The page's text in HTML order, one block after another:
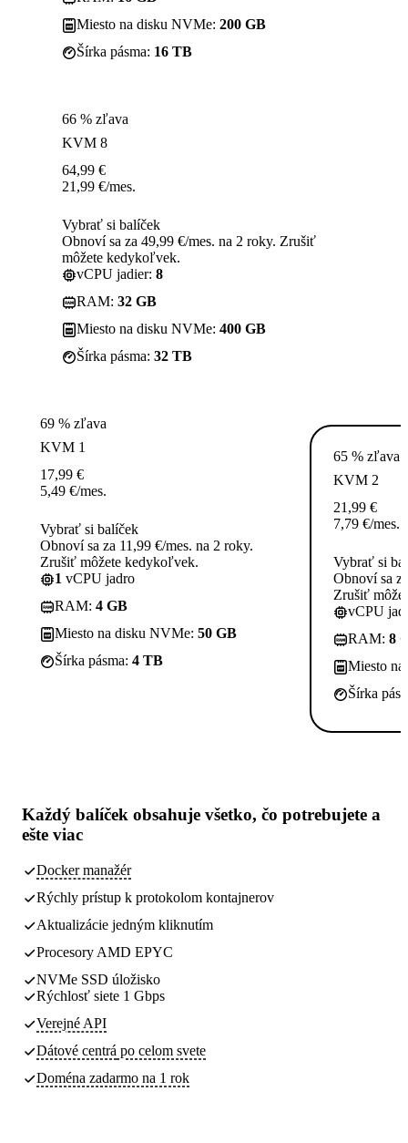
Miesto na disku NVMe: 200 GB
Šírka pásma: 16 TB
66 % zľava
KVM 8
64,99 €
21,99 €/mes.
Vybrať si balíček
Obnoví sa za 49,99 €/mes. na 2 roky. Zrušiť
môžete kedykoľvek.
vCPU jadier: 8
RAM: 32 GB
Miesto na disku NVMe: 400 GB
Šírka pásma: 32 TB
69 % zľava
KVM 1
17,99 €
5,49 €/mes.
Vybrať si balíček
Obnoví sa za 11,99 €/mes. na 2 roky.
Zrušiť môžete kedykoľvek.
1 vCPU jadro
RAM: 4 GB
Miesto na disku NVMe: 50 GB
Šírka pásma: 4 TB
65 % zľava
KVM 2
21,99 €
7,79 €/mes.
Vybrať si
Obnoví sa
Zrušiť
vCPU
RAM: 8
Miesto
Šírka
Každý balíček obsahuje všetko, čo potrebujete a
ešte viac
Docker manažér
Rýchly prístup k protokolom kontajnerov
Aktualizácie jedným kliknutím
Procesory AMD EPYC
NVMe SSD úložisko
Rýchlosť siete 1 Gbps
Verejné API
Dátové centrá po celom svete
Doména zadarmo na 1 rok